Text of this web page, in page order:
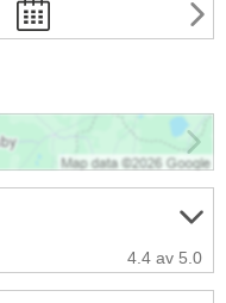
4.4 av 5.0